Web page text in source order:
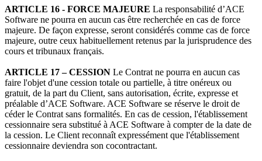
ARTICLE 16 - FORCE MAJEURE La responsabilité d’ACE
Software ne pourra en aucun cas être recherchée en cas de force
majeure. De façon expresse, seront considérés comme cas de force
majeure, outre ceux habituellement retenus par la jurisprudence des
cours et tribunaux français.
ARTICLE 17 – CESSION Le Contrat ne pourra en aucun cas
faire l'objet d'une cession totale ou partielle, à titre onéreux ou
gratuit, de la part du Client, sans autorisation, écrite, expresse et
préalable d’ACE Software. ACE Software se réserve le droit de
céder le Contrat sans formalités. En cas de cession, l'établissement
cessionnaire sera substitué à ACE Software à compter de la date de
la cession. Le Client reconnaît expressément que l'établissement
cessionnaire deviendra son cocontractant.